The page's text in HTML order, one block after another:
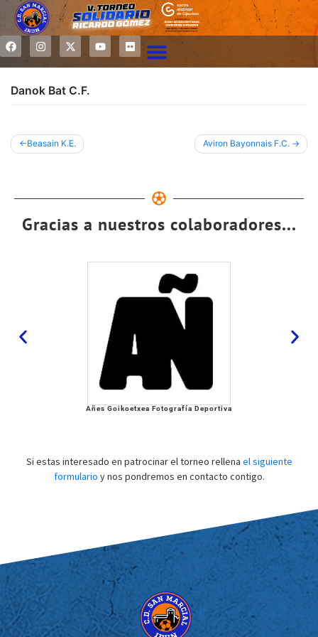
Danok Bat C.F.
Beasain K.E. Aviron Bayonnais F.C.
Gracias a nuestros colaboradores...
Añes Goikoetxea Fotografía Deportiva
Si estas interesado en patrocinar el torneo rellena el siguiente
formulario y nos pondremos en contacto contigo.